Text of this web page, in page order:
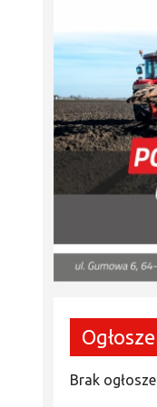
Brak